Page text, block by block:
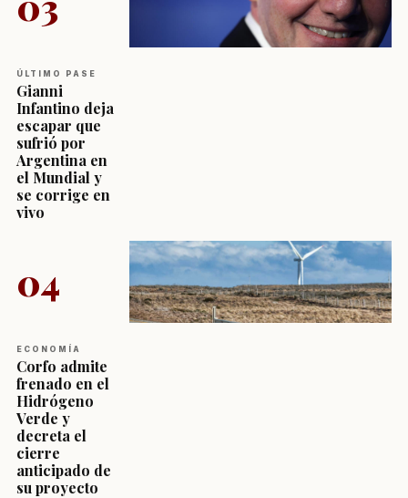
ÚLTIMO PASE
Gianni
Infantino deja
escapar que
sufrió por
Argentina en
el Mundial y
se corrige en
vivo
04
ECONOMÍA
Corfo admite
frenado en el
Hidrógeno
Verde y
decreta el
cierre
anticipado de
su proyecto